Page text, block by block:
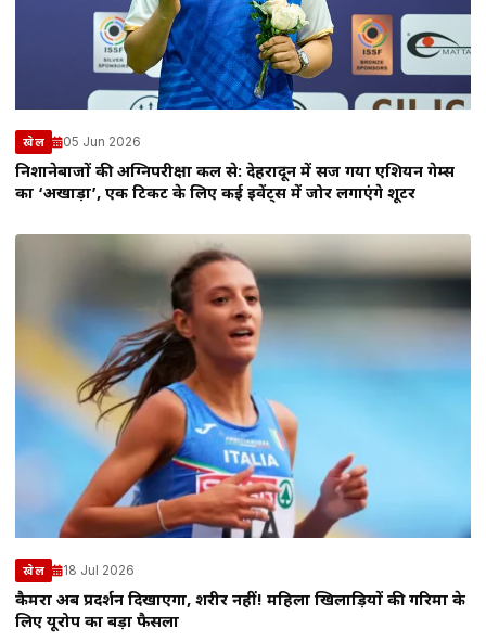
खेल 05 Jun 2026
निशानेबाजों की अग्निपरीक्षा कल से: देहरादून में सज गया एशियन गेम्स
का ‘अखाड़ा’, एक टिकट के लिए कई इवेंट्स में जोर लगाएंगे शूटर
खेल 18 Jul 2026
कैमरा अब प्रदर्शन दिखाएगा, शरीर नहीं! महिला खिलाड़ियों की गरिमा के
लिए यूरोप का बड़ा फैसला